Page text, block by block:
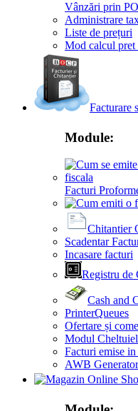
Vânzări prin
Administrare
Liste de prețuri
Mod calcul pret
Facturare
Module:
Facturi
Chitantier
Scadentar
Incasare facturi
Registru de
Cash and
PrinterQueues
Ofertare și
Modul
Facturi emise in
AWB Generator